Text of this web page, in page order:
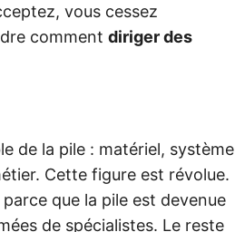
vous cessez
comment diriger des
de la pile : matériel, système
Cette figure est révolue.
que la pile est devenue
de spécialistes. Le reste